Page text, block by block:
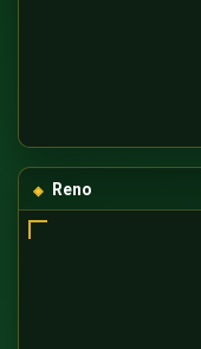
Reno